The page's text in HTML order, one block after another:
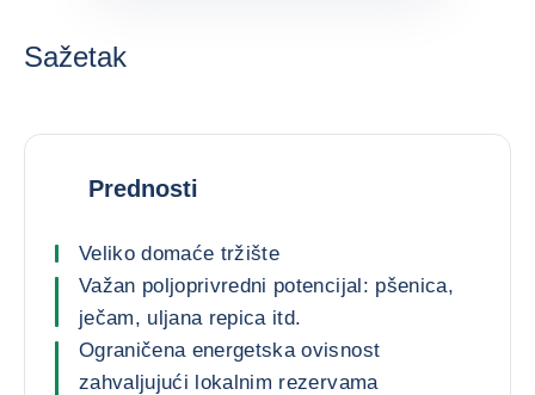
Sažetak
Prednosti
Veliko domaće tržište
Važan poljoprivredni potencijal: pšenica,
ječam, uljana repica itd.
Ograničena energetska ovisnost
zahvaljujući lokalnim rezervama